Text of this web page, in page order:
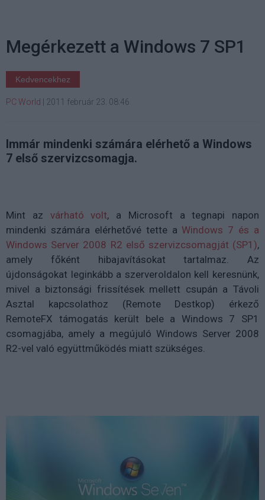
Megérkezett a Windows 7 SP1
Kedvencekhez
PC World 2011 február 23. 08:46
Immár mindenki számára elérhető a Windows
7 első szervizcsomagja.
Mint az várható volt, a Microsoft a tegnapi napon
mindenki számára elérhetővé tette a Windows 7 és a
Windows Server 2008 R2 első szervizcsomagját (SP1),
amely főként hibajavításokat tartalmaz. Az
újdonságokat leginkább a szerveroldalon kell keresnünk,
mivel a biztonsági frissítések mellett csupán a Távoli
Asztal kapcsolathoz (Remote Destkop) érkező
RemoteFX támogatás került bele a Windows 7 SP1
csomagjába, amely a megújuló Windows Server 2008
R2-vel való együttműködés miatt szükséges.